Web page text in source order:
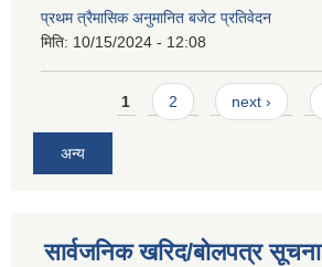
प्रथम त्रैमासिक अनुमानित बजेट प्रतिवेदन
मिति: 10/15/2024 - 12:08
Pages1 2 next ›
अन्य
सार्वजनिक खरिद/बोलपत्र सूचना